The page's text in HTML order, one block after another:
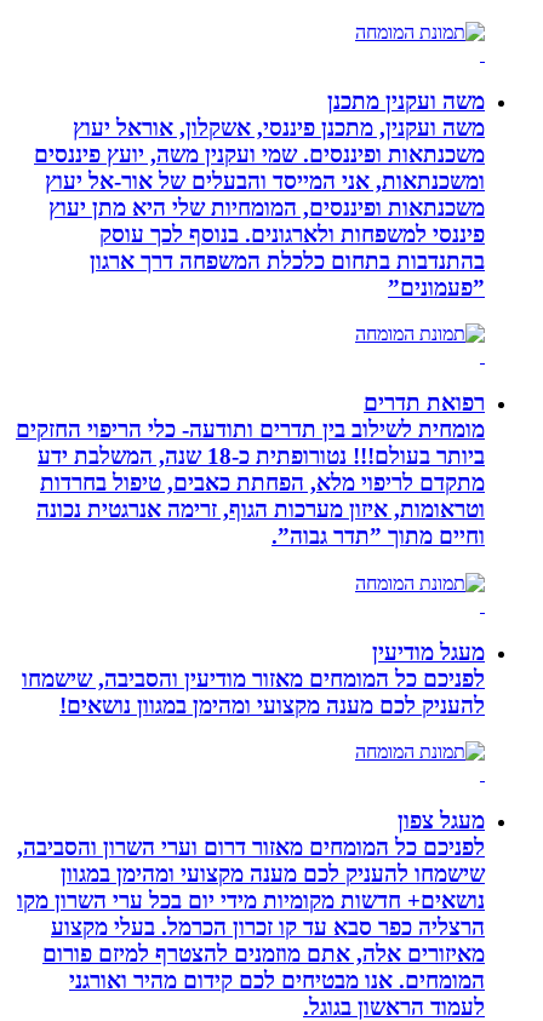
משה ועקנין מתכנן
משה ועקנין, מתכנן פיננסי, אשקלון, אוראל יעוץ
משכנתאות ופיננסים. שמי ועקנין משה, יועץ פיננסים
ומשכנתאות, אני המייסד והבעלים של אור-אל יעוץ
משכנתאות ופיננסים, המומחיות שלי היא מתן יעוץ
פיננסי למשפחות ולארגונים. בנוסף לכך עוסק
בהתנדבות בתחום כלכלת המשפחה דרך ארגון
”פעמונים”
רפואת תדרים
מומחית לשילוב בין תדרים ותודעה- כלי הריפוי החזקים
ביותר בעולם!!! נטורופתית כ-18 שנה, המשלבת ידע
מתקדם לריפוי מלא, הפחתת כאבים, טיפול בחרדות
וטראומות, איזון מערכות הגוף, זרימה אנרגטית נכונה
וחיים מתוך ”תדר גבוה”.
מעגל מודיעין
לפניכם כל המומחים מאזור מודיעין והסביבה, שישמחו
להעניק לכם מענה מקצועי ומהימן במגוון נושאים!
מעגל צפון
לפניכם כל המומחים מאזור דרום וערי השרון והסביבה,
שישמחו להעניק לכם מענה מקצועי ומהימן במגוון
נושאים+ חדשות מקומיות מידי יום בכל ערי השרון מקו
הרצליה כפר סבא עד קו זכרון הכרמל. בעלי מקצוע
מאיזורים אלה, אתם מוזמנים להצטרף למיזם פורום
המומחים. אנו מבטיחים לכם קידום מהיר ואורגני
לעמוד הראשון בגוגל.